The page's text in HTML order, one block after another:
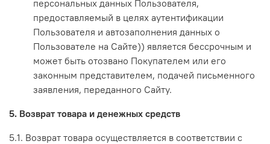
персональных данных Пользователя,
предоставляемый в целях аутентификации
Пользователя и автозаполнения данных о
Пользователе на Сайте)) является бессрочным и
может быть отозвано Покупателем или его
законным представителем, подачей письменного
заявления, переданного Сайту.
5. Возврат товара и денежных средств
5.1. Возврат товара осуществляется в соответствии с